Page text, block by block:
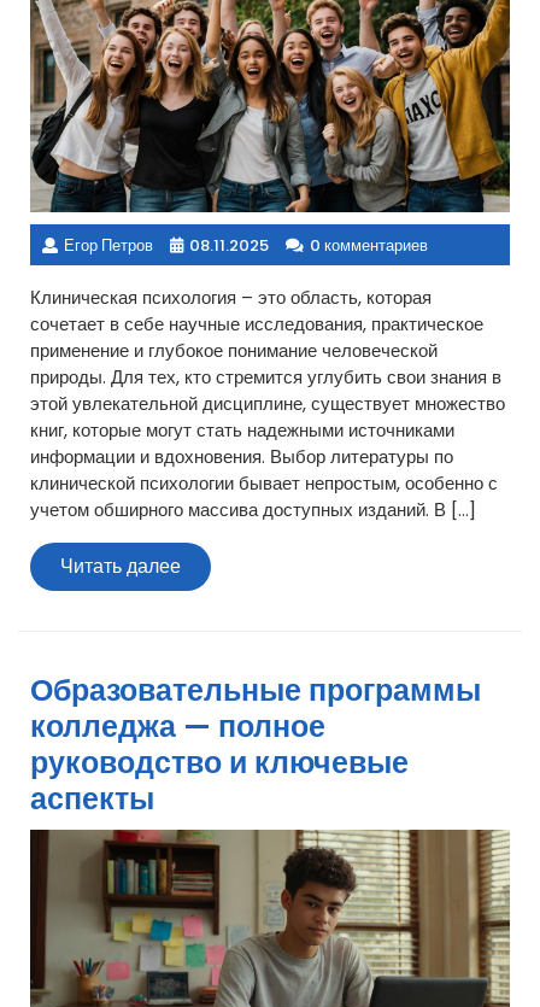
Егор Петров 08.11.2025 0 комментариев
Клиническая психология – это область, которая
сочетает в себе научные исследования, практическое
применение и глубокое понимание человеческой
природы. Для тех, кто стремится углубить свои знания в
этой увлекательной дисциплине, существует множество
книг, которые могут стать надежными источниками
информации и вдохновения. Выбор литературы по
клинической психологии бывает непростым, особенно с
учетом обширного массива доступных изданий. В […]
Читать далееЧитать
далее
Образовательные программы
колледжа — полное
руководство и ключевые
аспекты